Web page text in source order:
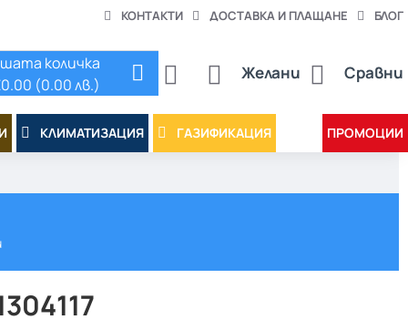
КОНТАКТИ ДОСТАВКА И ПЛАЩАНЕ БЛОГ
Желани Сравни
количка
(0.00 лв.)
КЛИМАТИЗАЦИЯ ГАЗИФИКАЦИЯ ПРОМОЦИИ